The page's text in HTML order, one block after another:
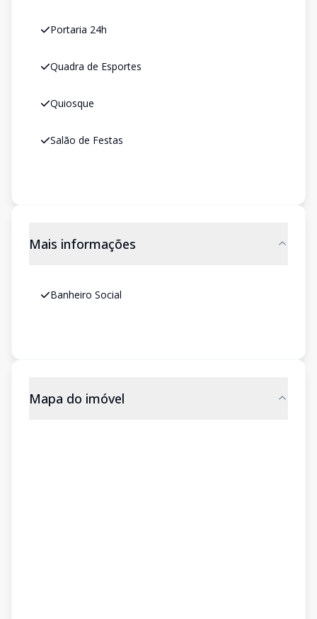
Portaria 24h
Quadra de Esportes
Quiosque
Salão de Festas
Mais informações
Banheiro Social
Mapa do imóvel